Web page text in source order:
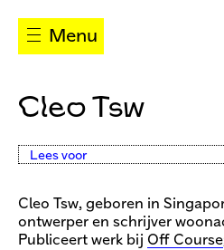
Menu
Cleo Tsw
Lees voor
Cleo Tsw, geboren in
ontwerper en schrijver
Publiceert werk bij Off Course